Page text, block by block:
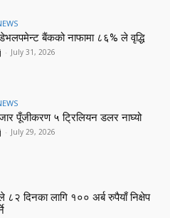
बैंकको नाफामा ८६% ले वृद्धि
- July 31, 2026
पूँजीकरण ५ ट्रिलियन डलर नाघ्यो
- July 29, 2026
८२ दिनका लागि १०० अर्ब रुपैयाँ निक्षेप